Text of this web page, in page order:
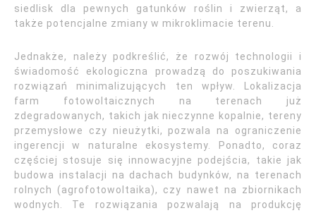
siedlisk dla pewnych gatunków roślin i zwierząt, a
także potencjalne zmiany w mikroklimacie terenu.
Jednakże, należy podkreślić, że rozwój technologii i
świadomość ekologiczna prowadzą do poszukiwania
rozwiązań minimalizujących ten wpływ. Lokalizacja
farm fotowoltaicznych na terenach już
zdegradowanych, takich jak nieczynne kopalnie, tereny
przemysłowe czy nieużytki, pozwala na ograniczenie
ingerencji w naturalne ekosystemy. Ponadto, coraz
częściej stosuje się innowacyjne podejścia, takie jak
budowa instalacji na dachach budynków, na terenach
rolnych (agrofotowoltaika), czy nawet na zbiornikach
wodnych. Te rozwiązania pozwalają na produkcję